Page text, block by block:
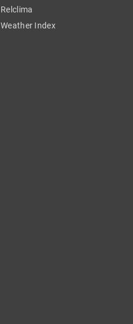
Relclima
Weather Index